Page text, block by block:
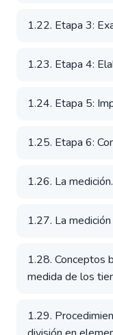
1.22. Etapa 3:
1.23. Etapa 4:
1.24. Etapa 5:
1.25. Etapa 6:
1.26. La medición.
1.27. La
1.28. Conceptos
medida de los
1.29.